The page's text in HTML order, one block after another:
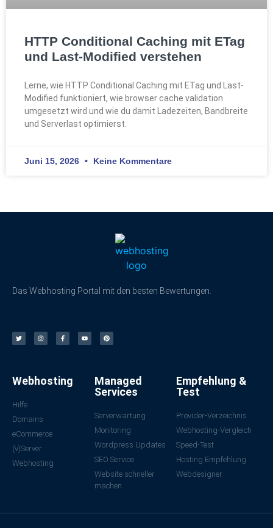
HTTP Conditional Caching mit ETag
und Last-Modified verstehen
Lerne, wie HTTP Conditional Caching mit ETag und Last-
Modified funktioniert, wie browser cache validation
umgesetzt wird und wie du damit Ladezeiten, Bandbreite
und Serverlast optimierst.
Juni 15, 2026 Keine Kommentare
Das Webhosting Portal mit den besten Bewertungen.
Webhosting
Hilfe
Domains
eCommerce
(v)Server
Webhosting
Managed
Services
Serverwartung
Monitoring
Wordpress Updates
SEO Service
Website schneller
machen
Empfehlung &
Test
Provider-Verzeichnis
Webhosting-Vergleich
Speed-Test
Hosting Empfehlung
Webdesigner